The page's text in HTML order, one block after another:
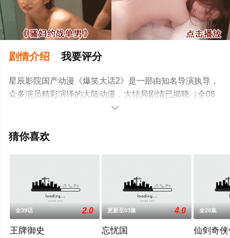
剧情介绍 我要评分
星辰影院国产动漫《爆笑大话2》是一部由知名导演执导，
众多演员精彩演绎的大陆动漫，大结局剧情已揭晓（全08
集），手机免费观看高清未删减完整版动漫全集就上星辰
等平台了解。

猜你喜欢
全39话 2.0
王牌御史
更新至03集 4.0
忘忧国
全26集
仙剑奇